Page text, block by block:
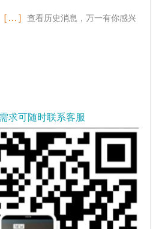
［…］ 查看历史消息，万一有你感兴
求可随时联系客服